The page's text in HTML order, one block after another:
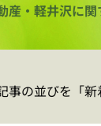
産・軽井沢に関
事の並びを「